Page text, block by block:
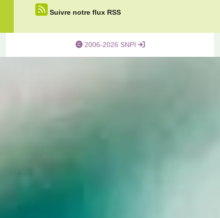
Suivre notre flux RSS
2006-2026 SNPI